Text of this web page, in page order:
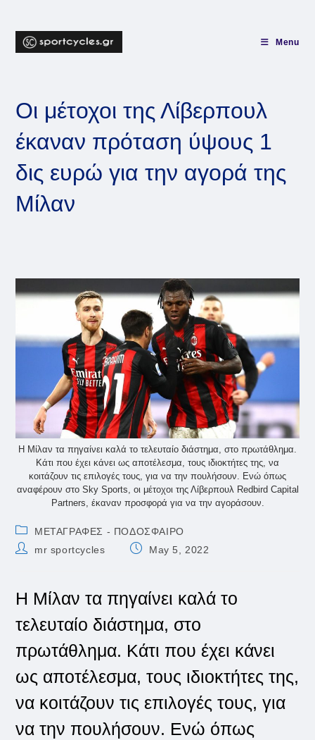
content
Menu
Οι μέτοχοι της Λίβερπουλ
έκαναν πρόταση ύψους 1
δις ευρώ για την αγορά της
Μίλαν
Η Μίλαν τα πηγαίνει καλά το τελευταίο διάστημα, στο πρωτάθλημα.
Κάτι που έχει κάνει ως αποτέλεσμα, τους ιδιοκτήτες της, να
κοιτάζουν τις επιλογές τους, για να την πουλήσουν. Ενώ όπως
αναφέρουν στο Sky Sports, οι μέτοχοι της Λίβερπουλ Redbird Capital
Partners, έκαναν προσφορά για να την αγοράσουν.
Post
category:
ΜΕΤΑΓΡΑΦΕΣ - ΠΟΔΟΣΦΑΙΡΟ
Postmr sportcycles
PostMay 5, 2022
Η Μίλαν τα πηγαίνει καλά το
τελευταίο διάστημα, στο
πρωτάθλημα. Κάτι που έχει κάνει
ως αποτέλεσμα, τους ιδιοκτήτες της,
να κοιτάζουν τις επιλογές τους, για
να την πουλήσουν. Ενώ όπως